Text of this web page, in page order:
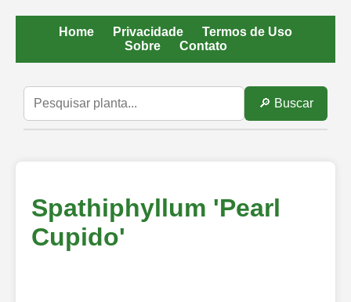
Home Privacidade
Termos de Uso
Sobre
Contato
🔎 Buscar
Spathiphyllum 'Pearl
Cupido'